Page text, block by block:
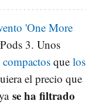
'One More
3. Unos
que los
el precio que
se ha filtrado